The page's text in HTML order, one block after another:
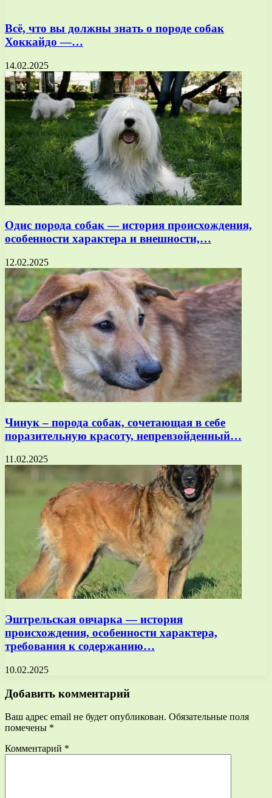
Всё, что вы должны знать о породе собак
Хоккайдо —…
14.02.2025
Одис порода собак — история происхождения,
особенности характера и внешности,…
12.02.2025
Чинук – порода собак, сочетающая в себе
поразительную красоту, непревзойденный…
11.02.2025
Эштрельская овчарка — история
происхождения, особенности характера,
требования к содержанию…
10.02.2025
Добавить комментарий
Ваш адрес email не будет опубликован. Обязательные поля
помечены *
Комментарий *